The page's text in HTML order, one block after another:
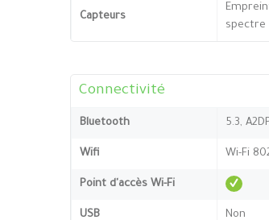
Capteurs
spectre
Connectivité
Bluetooth 5.3,
Wifi Wi-Fi
Point d'accès Wi-Fi
USB Non